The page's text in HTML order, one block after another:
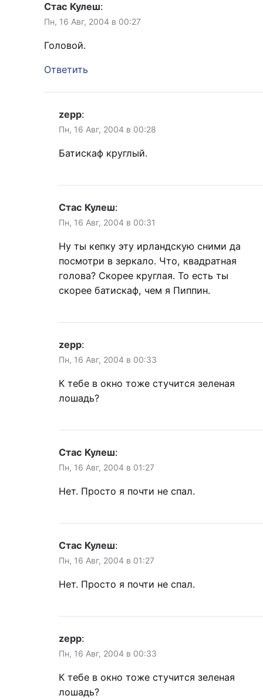
Стас Кулеш:
Пн, 16 Авг, 2004 в 00:27
Головой.
Ответить
zepp:
Пн, 16 Авг, 2004 в 00:28
Батискаф круглый.
Стас Кулеш:
Пн, 16 Авг, 2004 в 00:31
Ну ты кепку эту ирландскую сними да
посмотри в зеркало. Что, квадратная
голова? Скорее круглая. То есть ты
скорее батискаф, чем я Пиппин.
zepp:
Пн, 16 Авг, 2004 в 00:33
К тебе в окно тоже стучится зеленая
лошадь?
Стас Кулеш:
Пн, 16 Авг, 2004 в 01:27
Нет. Просто я почти не спал.
Стас Кулеш:
Пн, 16 Авг, 2004 в 01:27
Нет. Просто я почти не спал.
zepp:
Пн, 16 Авг, 2004 в 00:33
К тебе в окно тоже стучится зеленая
лошадь?